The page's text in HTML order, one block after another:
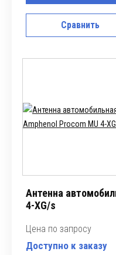
Сравнить
Антенна
4-XG/s
Цена по запросу
Доступно к заказу